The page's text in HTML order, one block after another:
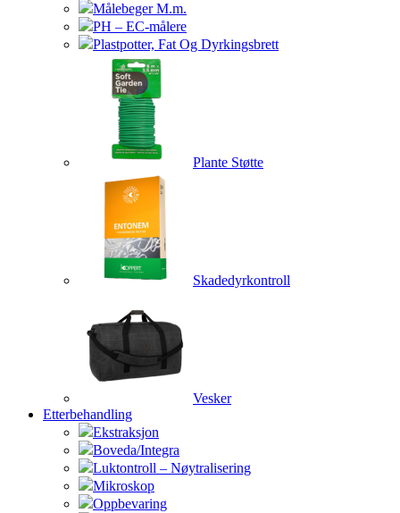
Målebeger M.m.
PH – EC-målere
Plastpotter, Fat Og Dyrkingsbrett
Plante Støtte
Skadedyrkontroll
Vesker
Etterbehandling
Ekstraksjon
Boveda/Integra
Luktontroll – Nøytralisering
Mikroskop
Oppbevaring